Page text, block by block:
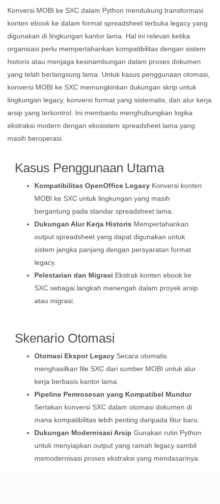
Konversi MOBI ke SXC dalam Python mendukung transformasi
konten ebook ke dalam format spreadsheet terbuka legacy yang
digunakan di lingkungan kantor lama. Hal ini relevan ketika
organisasi perlu mempertahankan kompatibilitas dengan sistem
historis atau menjaga kesinambungan dalam proses dokumen
yang telah berlangsung lama. Untuk kasus penggunaan otomasi,
konversi MOBI ke SXC memungkinkan dukungan skrip untuk
lingkungan legacy, konversi format yang sistematis, dan alur kerja
arsip yang terkontrol. Ini membantu menghubungkan logika
ekstraksi modern dengan ekosistem spreadsheet lama yang
masih beroperasi.
Kasus Penggunaan Utama
Kompatibilitas OpenOffice Legacy Konversi konten
MOBI ke SXC untuk lingkungan yang masih
bergantung pada standar spreadsheet lama.
Dukungan Alur Kerja Historis Mempertahankan
output spreadsheet yang dapat digunakan untuk
sistem jangka panjang dengan persyaratan format
legacy.
Pelestarian dan Migrasi Ekstrak konten ebook ke
SXC sebagai langkah menengah dalam proyek arsip
atau migrasi.
Skenario Otomasi
Otomasi Ekspor Legacy Secara otomatis
menghasilkan file SXC dari sumber MOBI untuk alur
kerja berbasis kantor lama.
Pipeline Pemrosesan yang Kompatibel Mundur
Sertakan konversi SXC dalam otomasi dokumen di
mana kompatibilitas lebih penting daripada fitur baru.
Dukungan Modernisasi Arsip Gunakan rutin Python
untuk menyiapkan output yang ramah legacy sambil
memodernisasi proses ekstraksi yang mendasarinya.